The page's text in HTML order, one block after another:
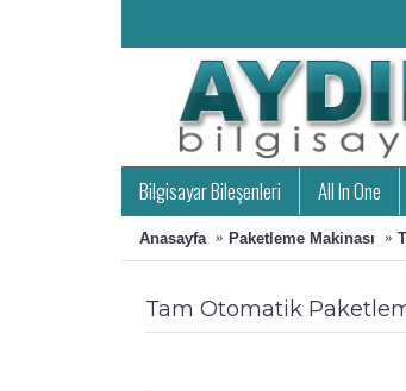
Bilgisayar Bileşenleri All In One
Anasayfa Paketleme Makinası
Tam Otomatik